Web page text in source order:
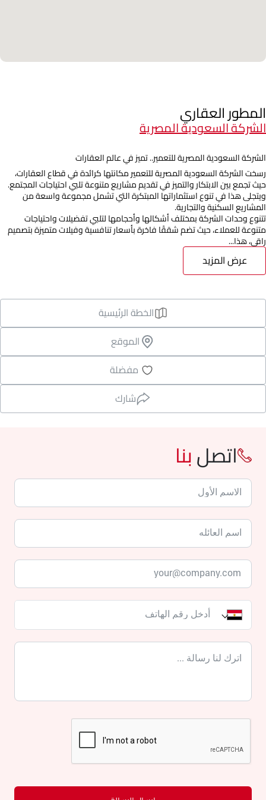
المطور العقاري
الشركة السعودية المصرية
الشركة السعودية المصرية للتعمير.. تميز في عالم العقارات
رسخت الشركة السعودية المصرية للتعمير مكانتها كرائدة في قطاع العقارات،
حيث تجمع بين الابتكار والتميز في تقديم مشاريع متنوعة تلبي احتياجات المجتمع.
ويتجلى هذا في تنوع استثماراتها المبتكرة التي تشمل مجموعة واسعة من
المشاريع السكنية والتجارية.
تتنوع وحدات الشركة بمختلف أشكالها وأحجامها لتلبي تفضيلات واحتياجات
متنوعة للعملاء، حيث تضم شققًا فاخرة بأسعار تنافسية وفيلات متميزة بتصميم
راقي، هذا...
عرض المزيد
الخطة الرئيسية
الموقع
مفضلة
شارك
اتصلبنا